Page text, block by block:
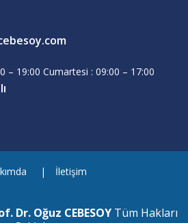
– 19:00 Cumartesi : 09:00 – 17:00
İletişim
Dr. Oğuz CEBESOY Tüm Hakları